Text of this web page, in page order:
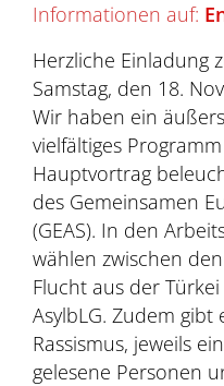
Informationen auf:
Herzliche Einladung
Samstag, den 18.
Wir haben ein
vielfältiges
Hauptvortrag
des Gemeinsamen
(GEAS). In den
wählen zwischen
Flucht aus der
AsylbLG. Zudem gibt
Rassismus, jeweils
gelesene Personen